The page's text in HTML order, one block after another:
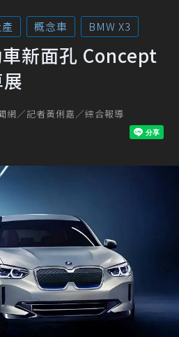
概念車 BMW X3
新面孔 Concept
網／記者黃俐嘉／綜合報導